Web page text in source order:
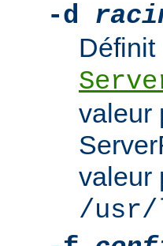
-d
valeur
valeur
/usr/